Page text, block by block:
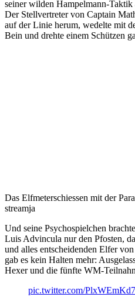
seiner wilden Hampelmann-
Der Stellvertreter von Captain
auf der Linie herum, wedelte mit
Bein und drehte einem Schützen
Das Elfmeterschiessen mit der
streamja
Und seine Psychospielchen
Luis Advincula nur den Pfosten,
und alles entscheidenden Elfer
gab es kein Halten mehr:
Hexer und die fünfte WM-
pic.twitter.com/